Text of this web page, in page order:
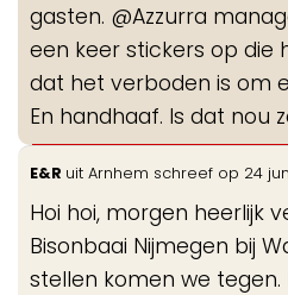
gasten. @Azzurra
een keer stickers op die
dat het verboden is om
En handhaaf. Is dat nou
E&R uit Arnhem schreef op 24
Hoi hoi, morgen heerlijk
Bisonbaai Nijmegen bij
stellen komen we tegen.